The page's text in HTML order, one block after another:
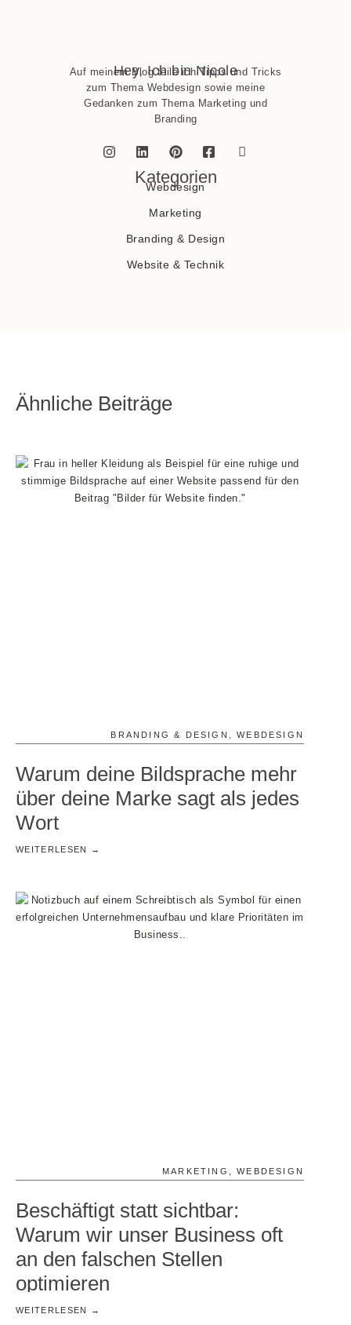
Hey, Ich bin Nicole
Auf meinem Blog teile ich Tipps und Tricks
zum Thema Webdesign sowie meine
Gedanken zum Thema Marketing und
Branding
Kategorien
Webdesign
Marketing
Branding & Design
Website & Technik
Ähnliche Beiträge
BRANDING & DESIGN ,WEBDESIGN
Warum deine Bildsprache mehr
über deine Marke sagt als jedes
Wort
WEITERLESEN →
MARKETING ,WEBDESIGN
Beschäftigt statt sichtbar:
Warum wir unser Business oft
an den falschen Stellen
optimieren
WEITERLESEN →